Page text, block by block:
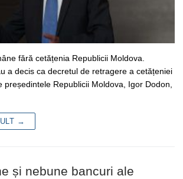
fără cetățenia Republicii Moldova.
a decis ca decretul de retragere a cetățeniei
președintele Republicii Moldova, Igor Dodon,
→
și nebune bancuri ale